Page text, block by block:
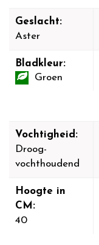
Geslacht:
Aster
Bladkleur:
Groen
Vochtigheid:
Droog-
vochthoudend
Hoogte in
CM:
40